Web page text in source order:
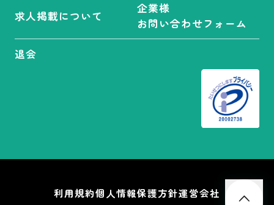
求人掲載について
企業様
お問い合わせフォーム
退会
利用規約個人情報保護方針運営会社